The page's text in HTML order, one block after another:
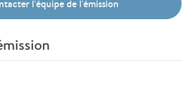
l'équipe de l'émission